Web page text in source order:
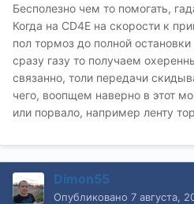
(право/лево)? Большая
внутренней гранате?
Бесполезно чем то помогать,
Когда на CD4E на скорости к
пол тормоз до полной
сразу газу то получаем
связанно, толи передачи
чего, воопщем наверно в этот
или порвало, например ленту
Dimon55
Опубликовано 7 августа,